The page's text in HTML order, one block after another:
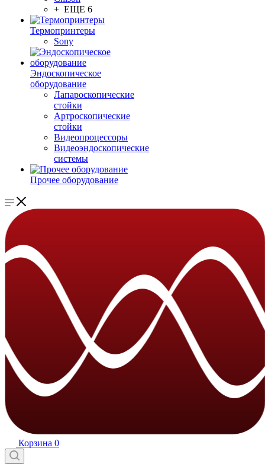
+ ЕЩЕ 6
Термопринтеры
Sony
Эндоскопическое
оборудование
Лапароскопические
стойки
Артроскопические
стойки
Видеопроцессоры
Видеоэндоскопические
системы
Прочее оборудование
Корзина 0